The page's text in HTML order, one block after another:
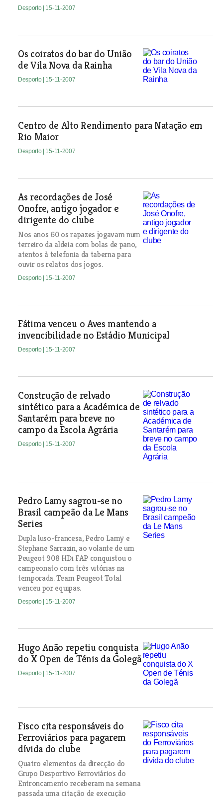
Desporto | 15-11-2007
Os coiratos do bar do União
de Vila Nova da Rainha
Desporto | 15-11-2007
Centro de Alto Rendimento para Natação em
Rio Maior
Desporto | 15-11-2007
As recordações de José
Onofre, antigo jogador e
dirigente do clube
Nos anos 60 os rapazes jogavam num
terreiro da aldeia com bolas de pano,
atentos à telefonia da taberna para
ouvir os relatos dos jogos.
Desporto | 15-11-2007
Fátima venceu o Aves mantendo a
invencibilidade no Estádio Municipal
Desporto | 15-11-2007
Construção de relvado
sintético para a Académica de
Santarém para breve no
campo da Escola Agrária
Desporto | 15-11-2007
Pedro Lamy sagrou-se no
Brasil campeão da Le Mans
Series
Dupla luso-francesa, Pedro Lamy e
Stephane Sarrazin, ao volante de um
Peugeot 908 HDi FAP conquistou o
campeonato com três vitórias na
temporada. Team Peugeot Total
venceu por equipas.
Desporto | 15-11-2007
Hugo Anão repetiu conquista
do X Open de Ténis da Golegã
Desporto | 15-11-2007
Fisco cita responsáveis do
Ferroviários para pagarem
dívida do clube
Quatro elementos da direcção do
Grupo Desportivo Ferroviários do
Entroncamento receberam na semana
passada uma citação de execução